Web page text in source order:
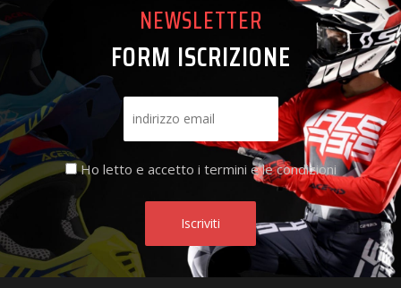
NEWSLETTER
FORM ISCRIZIONE
Ho letto e accetto i termini e le condizioni